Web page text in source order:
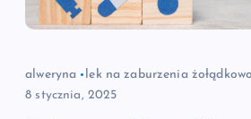
w
p
alweryna
lek na zaburzenia
8 stycznia, 2025